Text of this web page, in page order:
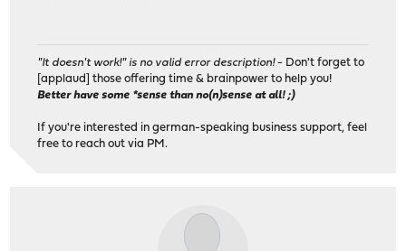
"It doesn't work!" is no valid error description!- Don't forget to
[applaud] those offering time & brainpower to help you!
Better have some *sense than no(n)sense at all! ;)
If you're interested in german-speaking business support, feel
free to reach out via PM.